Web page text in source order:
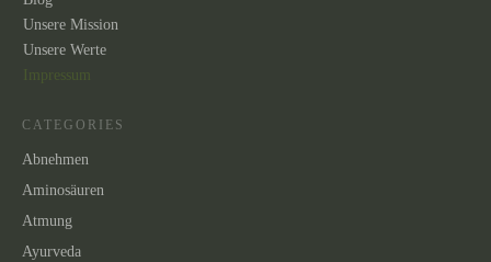
Unsere Mission
Unsere Werte
Impressum
CATEGORIES
Abnehmen
Aminosäuren
Atmung
Ayurveda